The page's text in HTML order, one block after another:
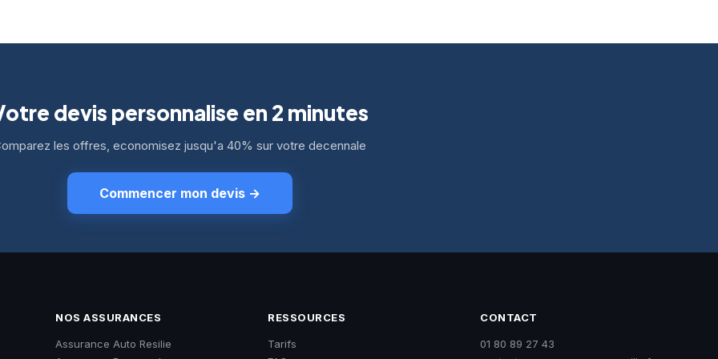
devis personnalise en 2 minutes
les offres, economisez jusqu'a 40% sur votre decennale
Commencer mon devis→
NOS ASSURANCES
Assurance Auto Resilie
RESSOURCES
Tarifs
CONTACT
01 80 89 27 43